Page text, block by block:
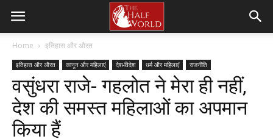
Home इतिहास और औरत
इतिहास और औरत कानून और महिलाएं देश-विदेश धर्म और महिलाएं राजनीति
वसुंधरा राजे- गहलोत ने मेरा ही नहीं,
देश की समस्त महिलाओं का अपमान
किया हैं